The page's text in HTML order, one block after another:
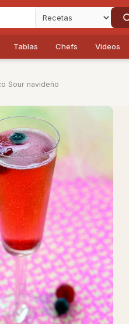
Tablas Chefs Videos
Sour navideño